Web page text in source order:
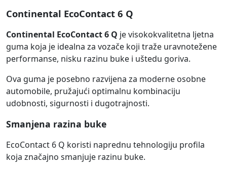
Continental EcoContact 6 Q
Continental EcoContact 6 Q je visokokvalitetna ljetna
guma koja je idealna za vozače koji traže uravnotežene
performanse, nisku razinu buke i uštedu goriva.
Ova guma je posebno razvijena za moderne osobne
automobile, pružajući optimalnu kombinaciju
udobnosti, sigurnosti i dugotrajnosti.
Smanjena razina buke
EcoContact 6 Q koristi naprednu tehnologiju profila
koja značajno smanjuje razinu buke.